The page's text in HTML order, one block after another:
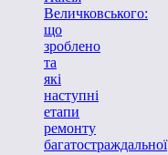
Величковського:
що
зроблено
та
які
наступні
етапи
ремонту
багатостраждальної